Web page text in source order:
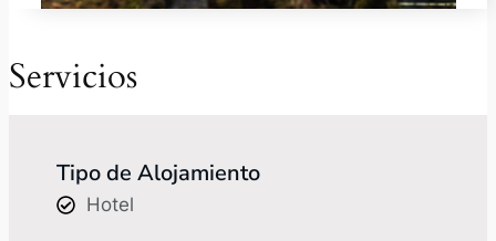
Servicios
Tipo de Alojamiento
Hotel